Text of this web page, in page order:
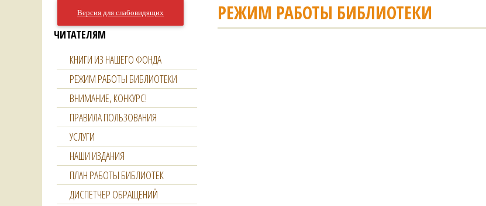
РЕЖИМ РАБОТЫ БИБЛИОТЕКИ
Версия для слабовидящих
ЧИТАТЕЛЯМ
КНИГИ ИЗ НАШЕГО ФОНДА
РЕЖИМ РАБОТЫ БИБЛИОТЕКИ
ВНИМАНИЕ, КОНКУРС!
ПРАВИЛА ПОЛЬЗОВАНИЯ
УСЛУГИ
НАШИ ИЗДАНИЯ
ПЛАН РАБОТЫ БИБЛИОТЕК
ДИСПЕТЧЕР ОБРАЩЕНИЙ